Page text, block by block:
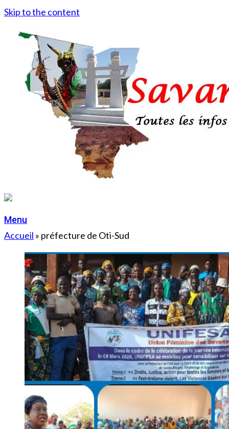
Skip to the content
Menu
Accueil » préfecture de Oti-Sud